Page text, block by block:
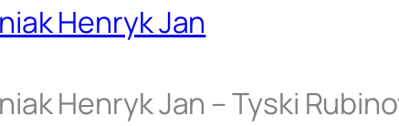
Henryk Jan
Henryk Jan – Tyski